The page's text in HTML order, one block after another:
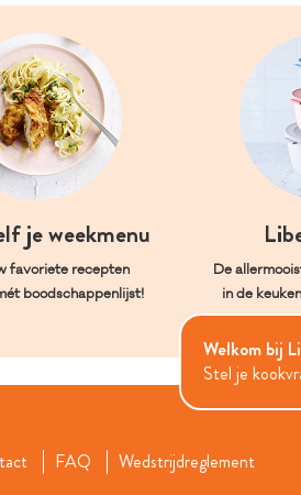
je weekmenu
favoriete recepten
boodschappenlijst!
De
in de
FAQ Wedstrijdreglement
Welkom bij
Stel je